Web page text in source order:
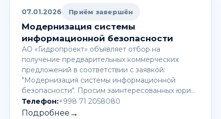
07.01.2026 Приём завершён
Модернизация системы
информационной безопасности
АО «Гидропроект» объявляет отбор на
получение предварительных коммерческих
предложений в соответствии с заявкой:
"Модернизация системы информационной
безопасности". Просим заинтересованных юри…
Телефон:+998 71 2058080
Подробнее →